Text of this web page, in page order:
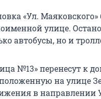
«Ул.
улице.
автобусы, но и
№13» перенесут к
на улице
в направлении